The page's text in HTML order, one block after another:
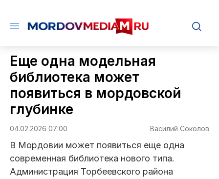
Еще одна модельная
библиотека может
появиться в мордовской
глубинке
04.02.2026 07:00 Василий Соколов
В Мордовии может появиться еще одна
современная библиотека нового типа.
Администрация Торбеевского района